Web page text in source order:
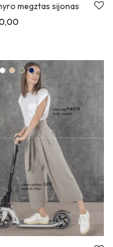
megztas sijonas